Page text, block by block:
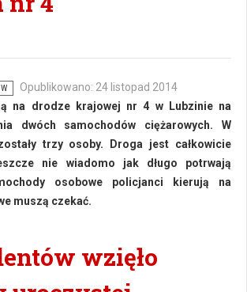
Opublikowano: 24 listopad 2014
na drodze krajowej nr 4 w Lubzinie na
dwóch samochodów ciężarowych. W
trzy osoby. Droga jest całkowicie
nie wiadomo jak długo potrwają
osobowe policjanci kierują na
muszą czekać.
wzięło